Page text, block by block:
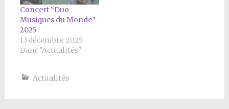
Concert “Duo
Musiques du Monde”
2025
13 décembre 2025
Dans "Actualités"
Actualités